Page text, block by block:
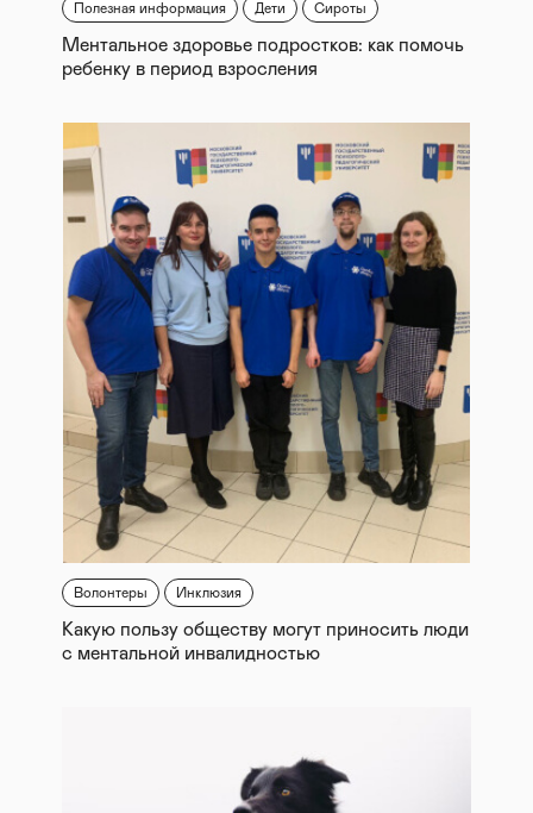
Полезная информация Дети Сироты
Ментальное здоровье подростков: как помочь
ребенку в период взросления
Волонтеры Инклюзия
Какую пользу обществу могут приносить люди
с ментальной инвалидностью